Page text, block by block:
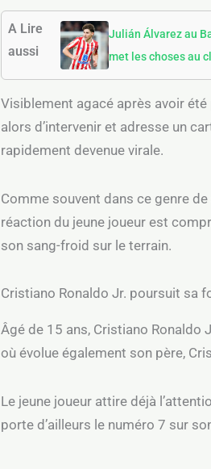
A Lire
aussi
Julián Álvarez au
met les choses au
Visiblement agacé après avoir
alors d’intervenir et adresse un
rapidement devenue virale.
Comme souvent dans ce genre
réaction du jeune joueur est
son sang-froid sur le terrain.
Cristiano Ronaldo Jr. poursuit sa
Âgé de 15 ans, Cristiano Ronaldo
où évolue également son père,
Le jeune joueur attire déjà
porte d’ailleurs le numéro 7 sur